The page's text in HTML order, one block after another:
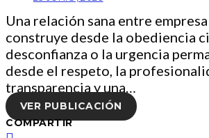
Una relación sana entre
construye desde la obediencia
desconfianza o la urgencia
desde el respeto, la
transparencia y una…
VER PUBLICACIÓN
COMPARTIR